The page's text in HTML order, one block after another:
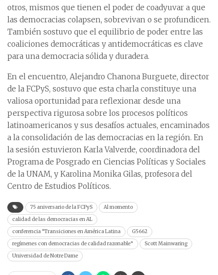
otros, mismos que tienen el poder de coadyuvar a que
las democracias colapsen, sobrevivan o se profundicen.
También sostuvo que el equilibrio de poder entre las
coaliciones democráticas y antidemocráticas es clave
para una democracia sólida y duradera.
En el encuentro, Alejandro Chanona Burguete, director
de la FCPyS, sostuvo que esta charla constituye una
valiosa oportunidad para reflexionar desde una
perspectiva rigurosa sobre los procesos políticos
latinoamericanos y sus desafíos actuales, encaminados
a la consolidación de las democracias en la región. En
la sesión estuvieron Karla Valverde, coordinadora del
Programa de Posgrado en Ciencias Políticas y Sociales
de la UNAM, y Karolina Monika Gilas, profesora del
Centro de Estudios Políticos.
75 aniversario de la FCPyS
Al momento
calidad de las democracias en AL
conferencia “Transiciones en América Latina
G5662
regímenes con democracias de calidad razonable”
Scott Mainwaring
Universidad de Notre Dame